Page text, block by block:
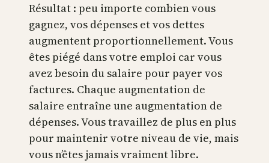
Résultat : peu importe combien vous
gagnez, vos dépenses et vos dettes
augmentent proportionnellement. Vous
êtes piégé dans votre emploi car vous
avez besoin du salaire pour payer vos
factures. Chaque augmentation de
salaire entraîne une augmentation de
dépenses. Vous travaillez de plus en plus
pour maintenir votre niveau de vie, mais
vous n’êtes jamais vraiment libre.